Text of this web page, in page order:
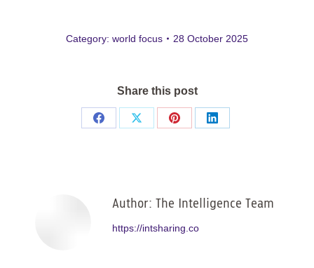
Category: world focus 28 October 2025
Share this post
Share
Share
Share
Share
Author: The Intelligence Team
https://intsharing.co